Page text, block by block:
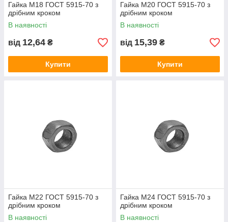
Гайка М18 ГОСТ 5915-70 з
дрібним кроком
В наявності
від 12,64 ₴
Купити
Гайка М20 ГОСТ 5915-70 з
дрібним кроком
В наявності
від 15,39 ₴
Купити
Гайка М22 ГОСТ 5915-70 з
дрібним кроком
В наявності
Гайка М24 ГОСТ 5915-70 з
дрібним кроком
В наявності